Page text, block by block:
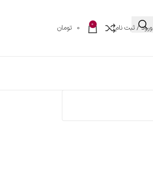
ورود / ثبت نام 0
0 تومان